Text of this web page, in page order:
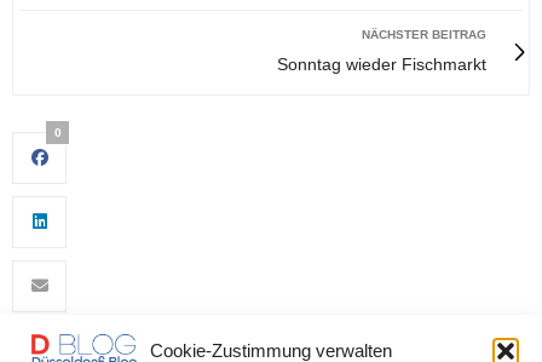
Cookie-Zustimmung verwalten
NÄCHSTER BEITRAG
Sonntag wieder Fischmarkt
0